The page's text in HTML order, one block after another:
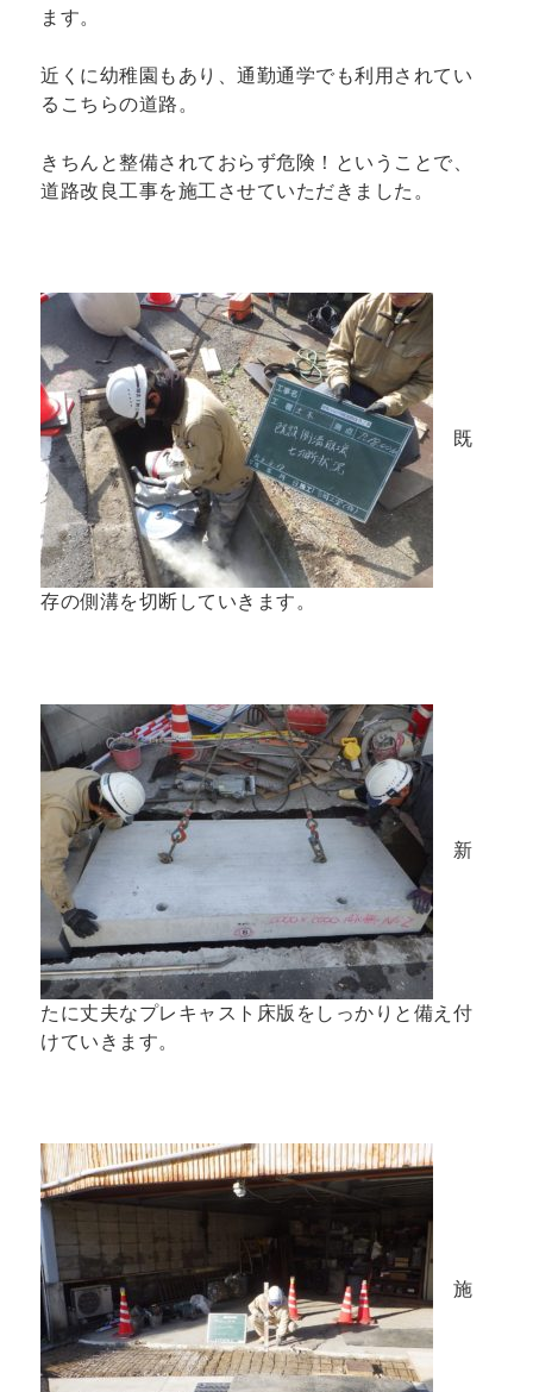
ます。
近くに幼稚園もあり、通勤通学でも利用されてい
るこちらの道路。
きちんと整備されておらず危険！ ということで、
道路改良工事を施工させていただきました。
既
存の側溝を切断していきます。
新
たに丈夫なプレキャスト床版をしっかりと備え付
けていきます。
施